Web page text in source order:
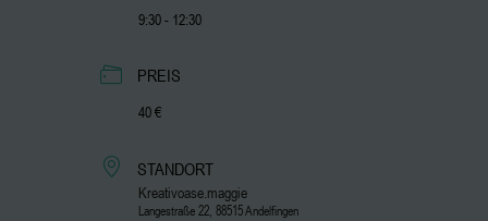
9:30 - 12:30
PREIS
40 €
STANDORT
Kreativoase.maggie
Langestraße 22, 88515 Andelfingen